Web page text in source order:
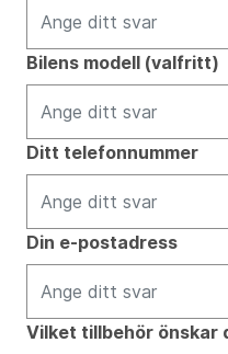
Bilens modell (valfritt)
Ditt telefonnummer
Din e-postadress
Vilket tillbehör önskar